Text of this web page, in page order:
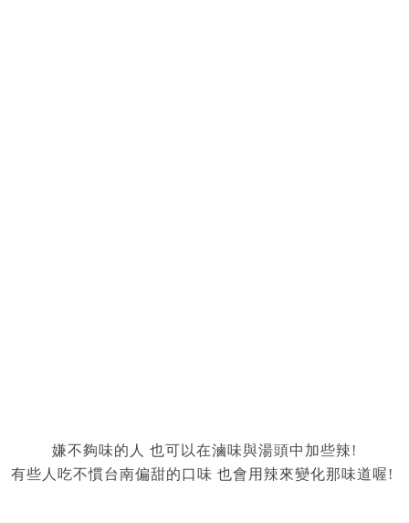
嫌不夠味的人 也可以在滷味與湯頭中加些辣!
有些人吃不慣台南偏甜的口味 也會用辣來變化那味道喔!